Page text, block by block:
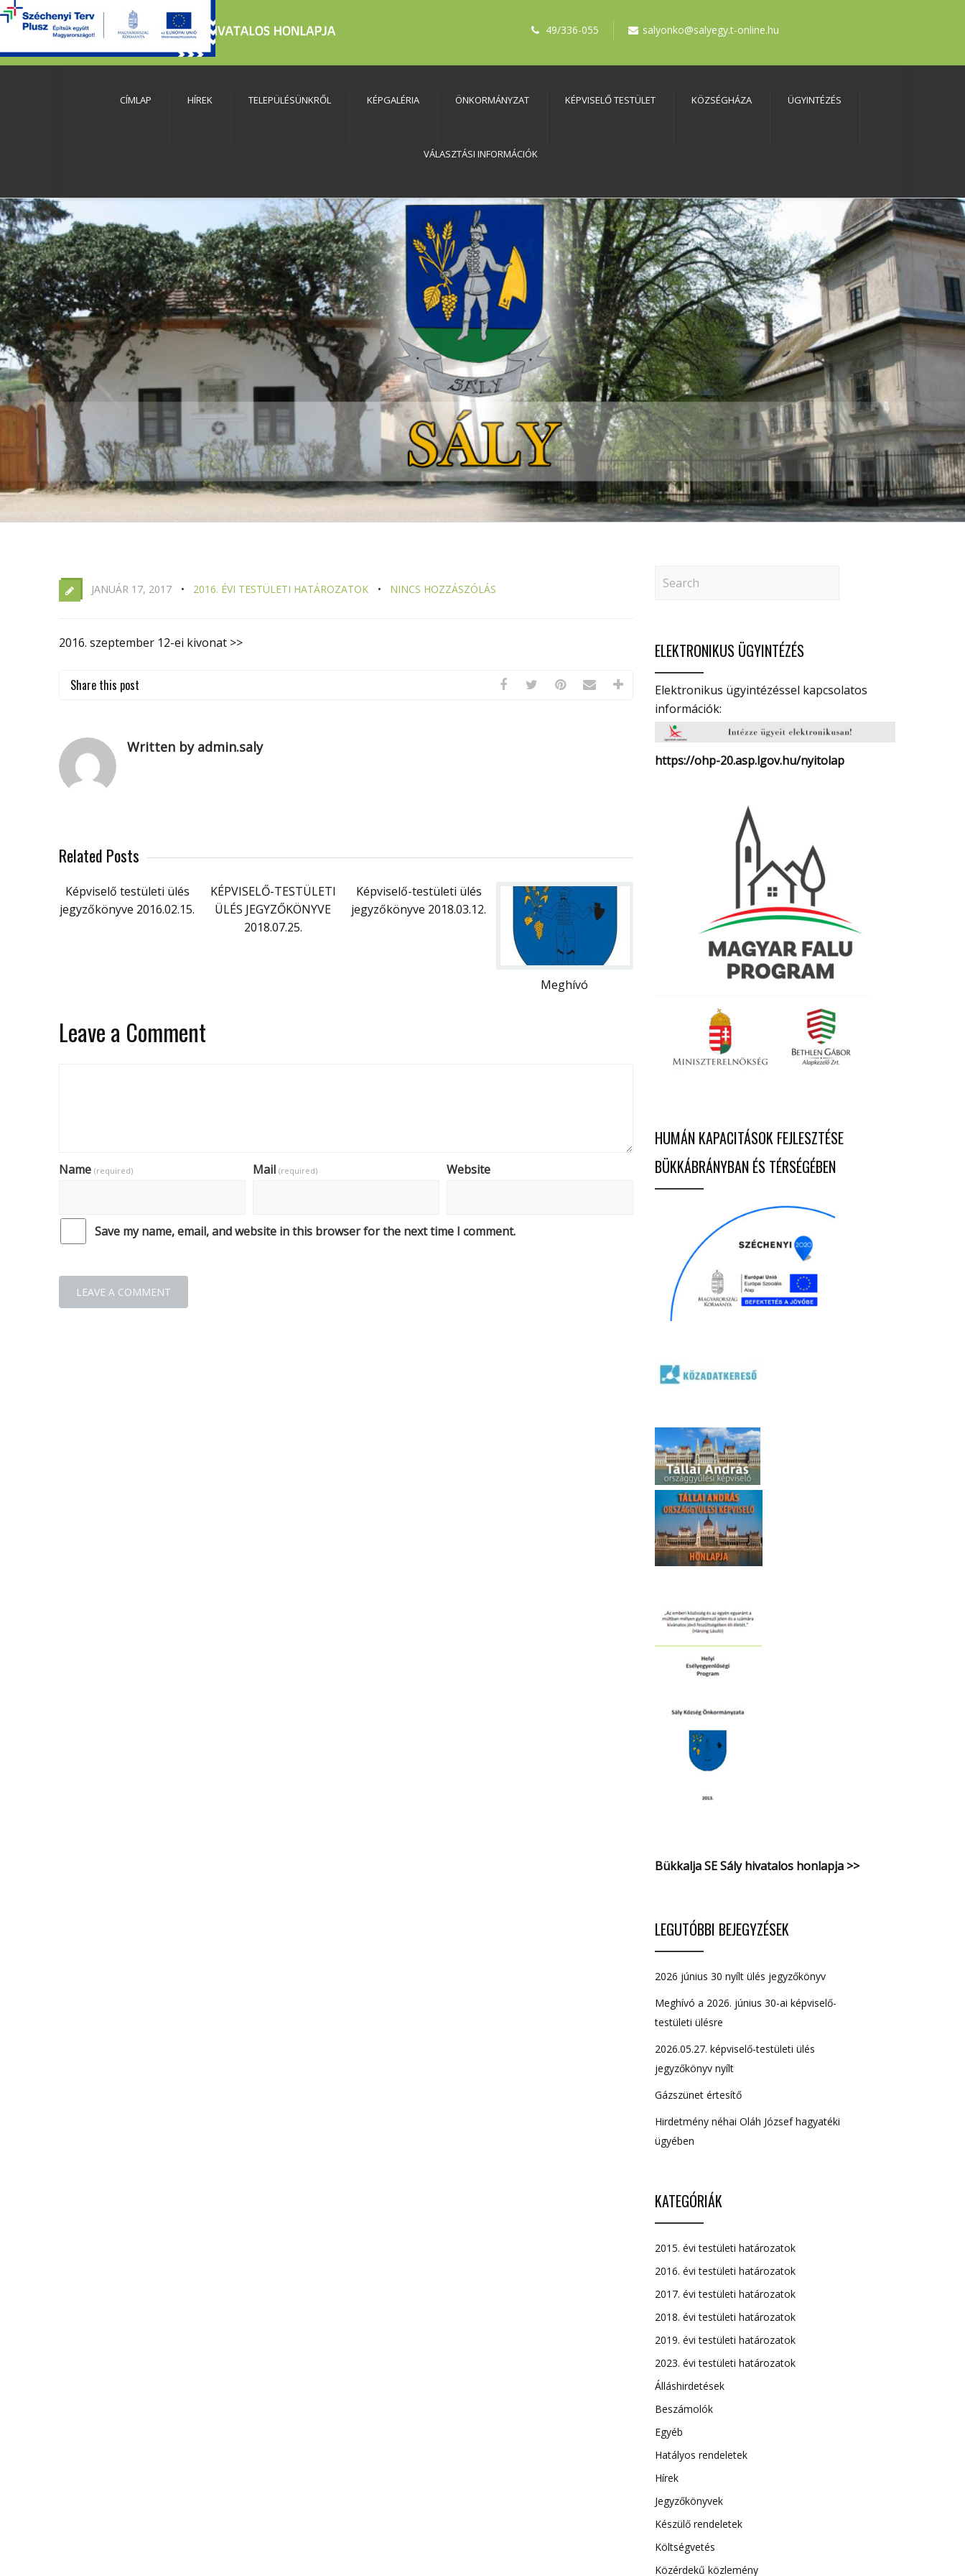
49/336-055 salyonko@salyegy.t-online.hu
CÍMLAP HÍREK TELEPÜLÉSÜNKRŐL KÉPGALÉRIA ÖNKORMÁNYZAT KÉPVISELŐ TESTÜLET KÖZSÉGHÁZA ÜGYINTÉZÉS
VÁLASZTÁSI INFORMÁCIÓK
JANUÁR 17, 2017 2016. ÉVI TESTÜLETI HATÁROZATOK NINCS HOZZÁSZÓLÁS
2016. szeptember 12-ei kivonat >>
Share this post
Written by admin.saly
Related Posts
Képviselő testületi ülés
jegyzőkönyve 2016.02.15.
KÉPVISELŐ-TESTÜLETI
ÜLÉS JEGYZŐKÖNYVE
2018.07.25.
Képviselő-testületi ülés
jegyzőkönyve 2018.03.12.
Meghívó
Leave a Comment
Name (required) Mail (required) Website
Save my name, email, and website in this browser for the next time I comment.
ELEKTRONIKUS ÜGYINTÉZÉS
Elektronikus ügyintézéssel kapcsolatos
információk:
https://ohp-20.asp.lgov.hu/nyitolap
HUMÁN KAPACITÁSOK FEJLESZTÉSE
BÜKKÁBRÁNYBAN ÉS TÉRSÉGÉBEN
Bükkalja SE Sály hivatalos honlapja >>
LEGUTÓBBI BEJEGYZÉSEK
2026 június 30 nyílt ülés jegyzőkönyv
Meghívó a 2026. június 30-ai képviselő-
testületi ülésre
2026.05.27. képviselő-testületi ülés
jegyzőkönyv nyílt
Gázszünet értesítő
Hirdetmény néhai Oláh József hagyatéki
ügyében
KATEGÓRIÁK
2015. évi testületi határozatok
2016. évi testületi határozatok
2017. évi testületi határozatok
2018. évi testületi határozatok
2019. évi testületi határozatok
2023. évi testületi határozatok
Álláshirdetések
Beszámolók
Egyéb
Hatályos rendeletek
Hírek
Jegyzőkönyvek
Készülő rendeletek
Költségvetés
Közérdekű közlemény